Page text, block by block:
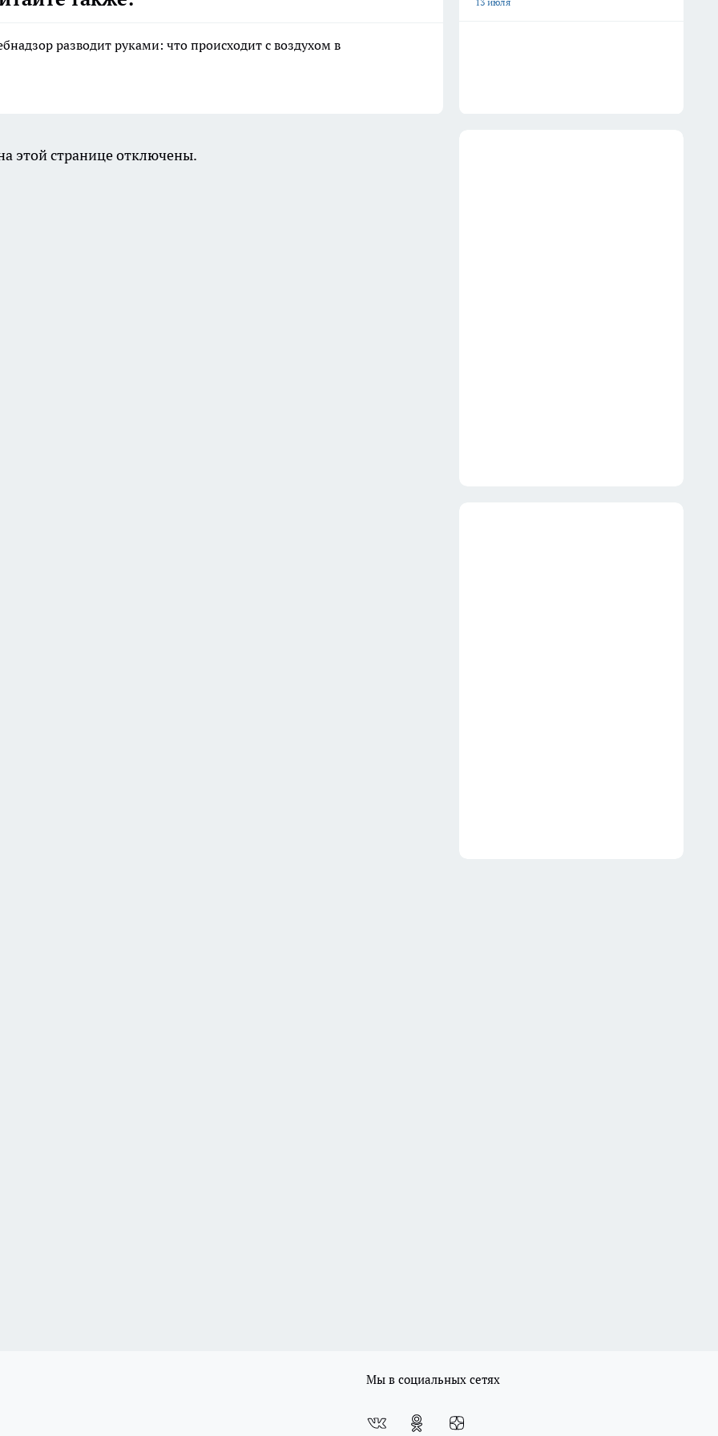
разводит руками: что происходит с воздухом в
этой странице отключены.
Мы в социальных сетях